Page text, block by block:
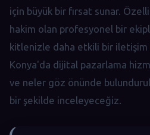
için büyük bir fırsat sunar.
hakim olan profesyonel bir
kitlenizle daha etkili bir iletişim
Konya'da dijital pazarlama
ve neler göz önünde
bir şekilde inceleyeceğiz.